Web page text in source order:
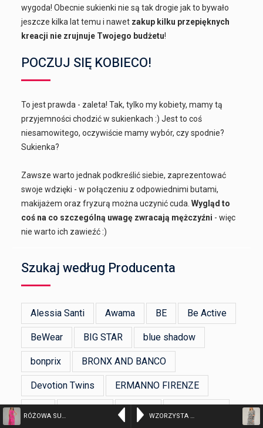
RÓŻOWA SUKIENKA W KWIATY – kolor n/a – 32-1519J FUXIA WZORZYSTA SUKIENKA Z DZIANINY – kolor n/a – 29-5520 GRIGIO
wygoda! Obecnie sukienki nie są tak drogie jak to bywało
jeszcze kilka lat temu i nawet zakup kilku przepięknych
kreacji nie zrujnuje Twojego budżetu!
POCZUJ SIĘ KOBIECO!
To jest prawda - zaleta! Tak, tylko my kobiety, mamy tą
przyjemności chodzić w sukienkach :) Jest to coś
niesamowitego, oczywiście mamy wybór, czy spodnie?
Sukienka?
Zawsze warto jednak podkreślić siebie, zaprezentować
swoje wdzięki - w połączeniu z odpowiednimi butami,
makijażem oraz fryzurą można uczynić cuda.Wygląd to
coś na co szczególną uwagę zwracają mężczyźni - więc
nie warto ich zawieźć :)
Szukaj według Producenta
Alessia Santi Awama BE Be Active
BeWear BIG STAR blue shadow
bonprix BRONX AND BANCO
Devotion Twins ERMANNO FIRENZE
Figl GANNI